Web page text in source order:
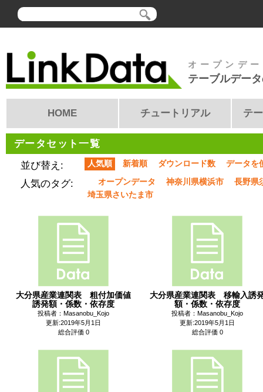
オープンデ
テーブルデー
HOME チュートリアル テ
データセット一覧
並び替え:
人気順 新着順 ダウンロード数 データを
人気のタグ: オープンデータ 神奈川県横浜市
長野県
埼玉県さいたま市
大分県産業連関表 粗付加価値
誘発額・係数・依存度
投稿者：Masanobu_Kojo
更新:2019年5月1日
総合評価 0
大分県産業連関表 移輸入誘
額・係数・依存度
投稿者：Masanobu_Kojo
更新:2019年5月1日
総合評価 0